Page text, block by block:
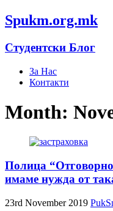
Spukm.org.mk
Студентски Блог
За Нас
Контакти
Month:
Полица
имаме нужда от
23rd November 2019